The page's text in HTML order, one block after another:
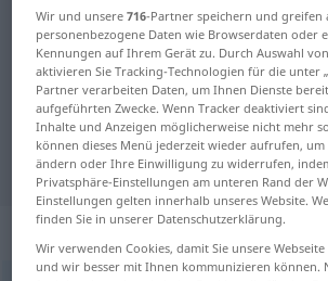
Deutsch-Englisch
"Ausschaffung"
"Ausschaffung" Englisch
Übersetzung
„Ausschaffung“:
Wir und unsere716-Partner speichern und greifen
personenbezogene Daten wie Browserdaten oder
Kennungen auf Ihrem Gerät zu. Durch Auswahl
aktivieren Sie Tracking-Technologien für die unter
Partner verarbeiten Daten, um Ihnen Dienste
aufgeführten Zwecke. Wenn Tracker deaktiviert
Inhalte und Anzeigen möglicherweise nicht mehr
können dieses Menü jederzeit wieder aufrufen,
ändern oder Ihre Einwilligung zu widerrufen,
Privatsphäre-Einstellungen am unteren Rand der
Einstellungen gelten innerhalb unseres Website.
finden Sie in unserer Datenschutzerklärung.
Wir verwenden Cookies, damit Sie unsere
und wir besser mit Ihnen kommunizieren können.